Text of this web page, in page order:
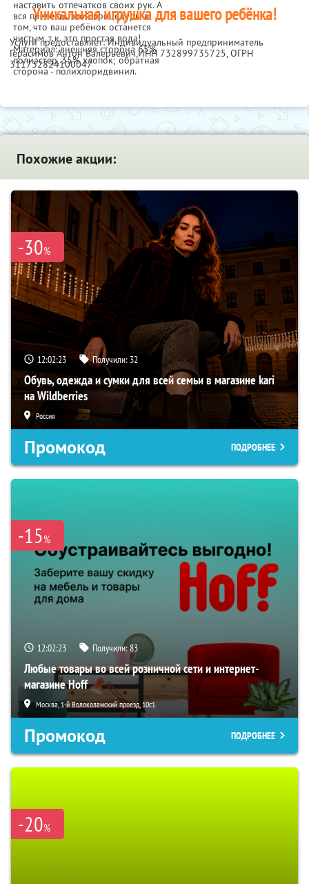
наставить отпечатков своих рук. А
вся прелесть этой процедуры в
том, что ваш ребёнок останется
чистым, т.к. это простая вода!
Материал: внешняя сторона 65%
полиэстер, 35% хлопок; обратная
сторона - полихлоридвинил.
Уникальная игрушка для вашего ребёнка!
Услуги предоставляет: Индивидуальный предприниматель
Герасимов Антон Валерьевич,ИНН 732899735725, ОГРН
311732824100047
Похожие акции:
-30%
12:02:22 Получили: 32
Обувь, одежда и сумки для всей семьи в магазине kari
на Wildberries
Россия
Промокод ПОДРОБНЕЕ
-15%
12:02:22 Получили:83
Любые товары во всей розничной сети и интернет-
магазине Hoff
Москва, 1-й Волоколамский проезд, 10с1
Промокод ПОДРОБНЕЕ
-20%